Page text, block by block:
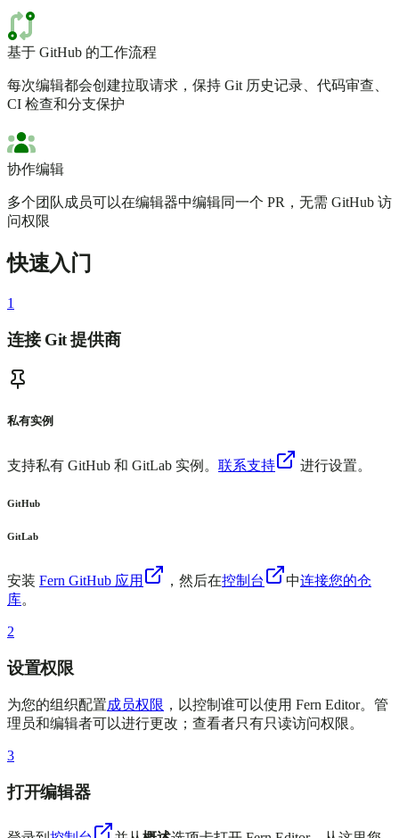
基于 GitHub 的工作流程
每次编辑都会创建拉取请求，保持 Git 历史记录、代码审查、
CI 检查和分支保护
协作编辑
多个团队成员可以在编辑器中编辑同一个 PR，无需 GitHub 访
问权限
快速入门
1
连接 Git 提供商
私有实例
支持私有 GitHub 和 GitLab 实例。 联系支持 进行设置。
GitHub
GitLab
安装 Fern GitHub 应用 ，然后在控制台 中连接您的仓
库。
2
设置权限
为您的组织配置成员权限 ，以控制谁可以使用 Fern Editor。管
理员和编辑者可以进行更改；查看者只有只读访问权限。
3
打开编辑器